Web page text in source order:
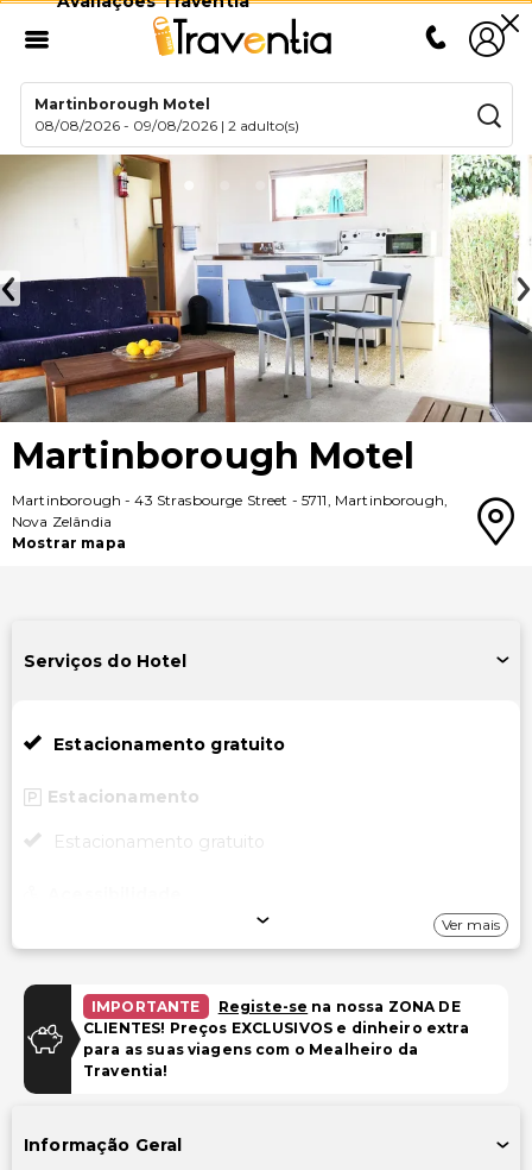
Martinborough Motel
08/08/2026 - 09/08/2026 |2 adulto(s)
Martinborough Motel
Martinborough -43 Strasbourge Street -5711, Martinborough,
Nova Zelândia
Mostrar mapa
Serviços do Hotel
Estacionamento gratuito
Estacionamento
Estacionamento gratuito
Ver mais
IMPORTANTE Registe-se na nossa ZONA DE
CLIENTES! Preços EXCLUSIVOS e dinheiro extra
para as suas viagens com o Mealheiro da
Traventia!
Informação Geral